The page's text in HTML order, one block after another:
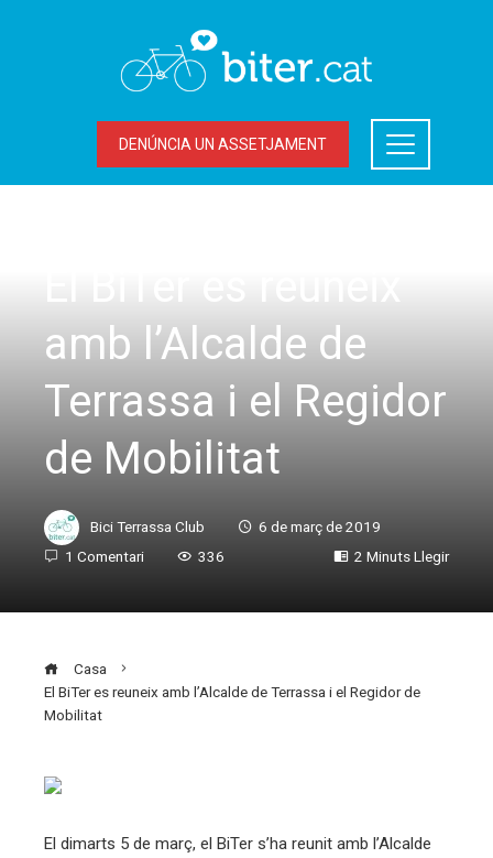
DENÚNCIA UN ASSETJAMENT
amb l’Alcalde de
Terrassa i el Regidor
de Mobilitat
Bici Terrassa Club
6 de març de 2019
1 Comentari
336 2 Minuts Llegir
Casa
El BiTer es reuneix amb l’Alcalde de Terrassa i el Regidor de
Mobilitat
El dimarts 5 de març, el BiTer s’ha reunit amb l’Alcalde